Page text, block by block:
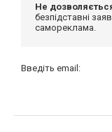
Не
безпідставні
самореклама.
Введіть email: